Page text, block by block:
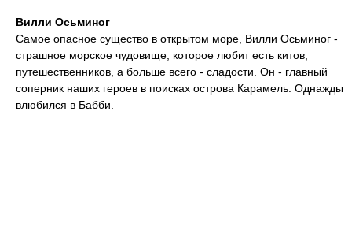
Вилли Осьминог
Самое опасное существо в открытом море, Вилли Осьминог -
страшное морское чудовище, которое любит есть китов,
путешественников, а больше всего - сладости. Он - главный
соперник наших героев в поисках острова Карамель. Однажды
влюбился в Бабби.